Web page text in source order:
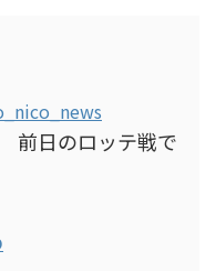
前日のロッテ戦で